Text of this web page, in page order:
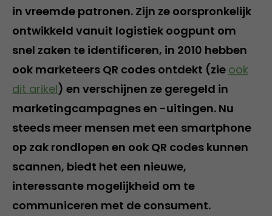
in vreemde patronen. Zijn ze oorspronkelijk
ontwikkeld vanuit logistiek oogpunt om
snel zaken te identificeren, in 2010 hebben
ook marketeers QR codes ontdekt (zie ook
dit arikel) en verschijnen ze geregeld in
marketingcampagnes en -uitingen. Nu
steeds meer mensen met een smartphone
op zak rondlopen en ook QR codes kunnen
scannen, biedt het een nieuwe,
interessante mogelijkheid om te
communiceren met de consument.